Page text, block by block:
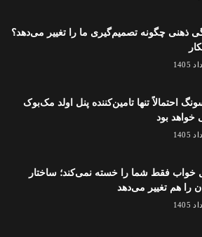
ذهنی چگونه تصمیم‌گیری ما را تغییر می‌دهد؟
احتمالاً تنها تامین‌کننده پنل اولد مک‌بوک
خواهد بود
خواب فقط شما را خسته نمی‌کند؛ ساختار
را هم تغییر می‌دهد